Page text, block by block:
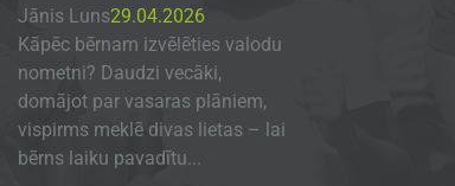
Jānis Luns29.04.2026
Kāpēc bērnam izvēlēties valodu
nometni? Daudzi vecāki,
domājot par vasaras plāniem,
vispirms meklē divas lietas – lai
bērns laiku pavadītu...